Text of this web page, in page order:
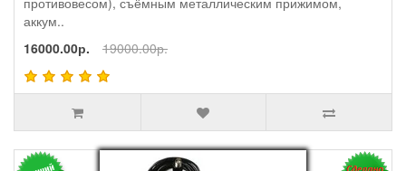
аккум..
16000.00р.
19000.00р.